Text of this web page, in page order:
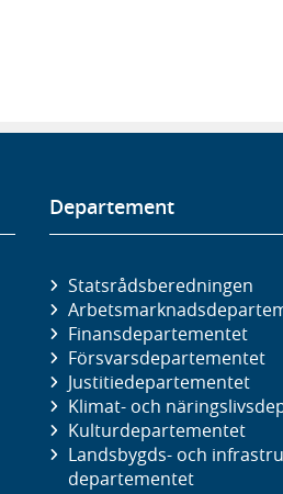
Departement
Statsrådsberedningen
Finans­departementet
Försvars­departementet
Justitie­departementet
Klimat- och
Kultur­departementet
Landsbygds- och
departementet